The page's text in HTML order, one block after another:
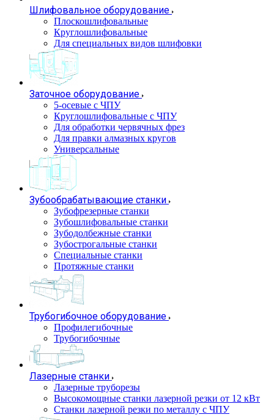
Шлифовальное оборудование
Плоскошлифовальные
Круглошлифовальные
Для специальных видов шлифовки
Заточное оборудование
5-осевые с ЧПУ
Круглошлифовальные с ЧПУ
Для обработки червячных фрез
Для правки алмазных кругов
Универсальные
Зубообрабатывающие станки
Зубофрезерные станки
Зубошлифовальные станки
Зубодолбежные станки
Зубострогальные станки
Специальные станки
Протяжные станки
Трубогибочное оборудование
Профилегибочные
Трубогибочные
Лазерные станки
Лазерные труборезы
Высокомощные станки лазерной резки от 12 кВт
Станки лазерной резки по металлу с ЧПУ